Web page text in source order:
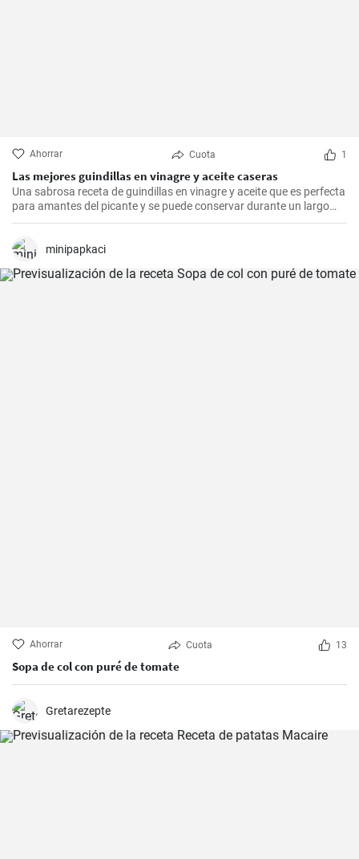
Ahorrar Cuota 1
Las mejores guindillas en vinagre y aceite caseras
Una sabrosa receta de guindillas en vinagre y aceite que es perfecta
para amantes del picante y se puede conservar durante un largo
periodo de tiempo.
minipapkaci
Ahorrar Cuota 13
Sopa de col con puré de tomate
Gretarezepte